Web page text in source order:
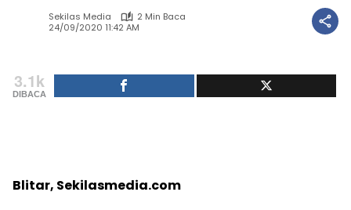
Sekilas Media
2 Min Baca
24/09/2020 11:42 AM
3.1k
DIBACA
Blitar, Sekilasmedia.com